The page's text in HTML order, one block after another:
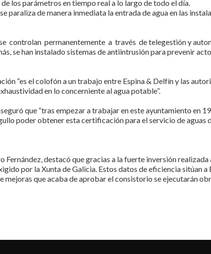
los parámetros en tiempo real a lo largo de todo el día.
paraliza de manera inmediata la entrada de agua en las
controlan permanentemente a través de telegestión y
se han instalado sistemas de antiintrusión para prevenir
“es el colofón a un trabajo entre Espina & Delfín y las
en lo concerniente al agua potable”.
que “tras empezar a trabajar en este ayuntamiento en
poder obtener esta certificación para el servicio de aguas
Fernández, destacó que gracias a la fuerte inversión
por la Xunta de Galicia. Estos datos de eficiencia sitúan
mejoras que acaba de aprobar el consistorio se ejecutarán